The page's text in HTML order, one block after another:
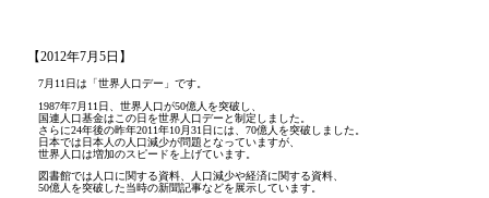
【2012年7月5日】
7月11日は「世界人口デー」です。
1987年7月11日、世界人口が50億人を突破し、
国連人口基金はこの日を世界人口デーと制定しました。
さらに24年後の昨年2011年10月31日には、70億人を突破しました。
日本では日本人の人口減少が問題となっていますが、
世界人口は増加のスピードを上げています。
図書館では人口に関する資料、人口減少や経済に関する資料、
50億人を突破した当時の新聞記事などを展示しています。